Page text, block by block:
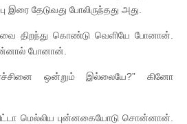
இரை தேடுவது போலிருந்தது அது.
திறந்து கொண்டு வெளியே போனான்.
போனான்.
ஒன்றும் இல்லையே?” கினோ
மெல்லிய புன்னகையோடு சொன்னான்.